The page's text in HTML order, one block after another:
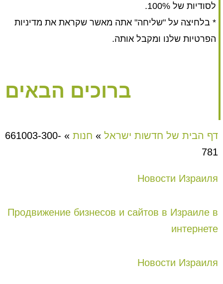
לסודיות של 100%.
* בלחיצה על "שליחה" אתה מאשר שקראת את מדיניות
הפרטיות שלנו ומקבל אותה.
ברוכים הבאים
דף הבית של חדשות ישראל » חנות »
661003-300-
781
Новости Израиля
Продвижение бизнесов и сайтов в Израиле в
интернете
Новости Израиля